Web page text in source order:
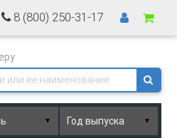
8 (800) 250-31-17
▼ ▼